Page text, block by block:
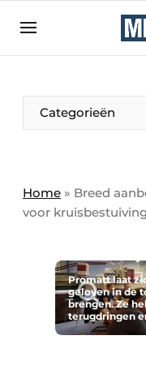
Bedrijven
Contact
Eigen content
Evenement
Meest gelezen
Nieuwsbrief
Podcasts
Categorieën
Home » Breed
voor
Promatt laat
geloven in de
brengen. Ze
terugdringen